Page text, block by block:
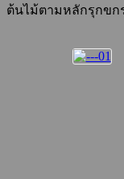
ต้นไม้ตามหลักรุกขก